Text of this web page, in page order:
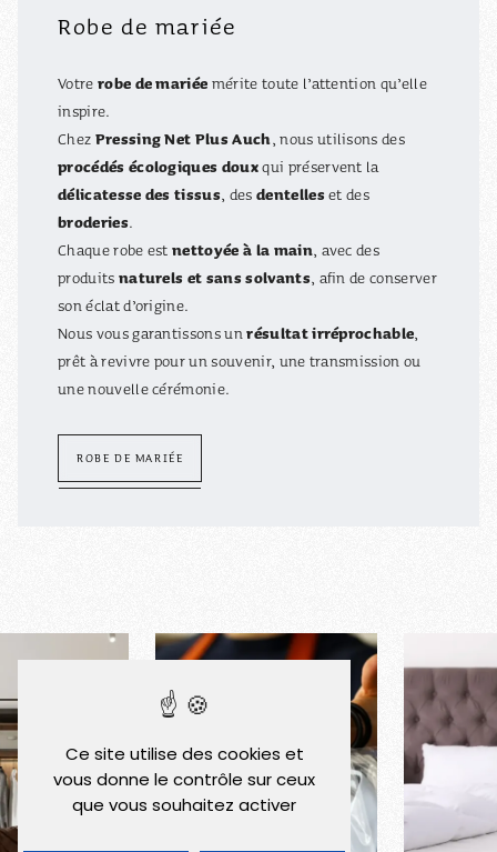
Robe de mariée
Votre robe de mariée mérite toute l’attention qu’elle
inspire.
Chez Pressing Net Plus Auch, nous utilisons des
procédés écologiques douxqui préservent la
délicatesse des tissus, des dentelleset des
broderies.
Chaque robe estnettoyée à la main, avec des
produits naturels et sans solvants, afin de conserver
son éclat d’origine.
Nous vous garantissons unrésultat irréprochable,
prêt à revivre pour un souvenir, une transmission ou
une nouvelle cérémonie.
ROBE DE MARIÉE
Ce site utilise des cookies et
vous donne le contrôle sur ceux
que vous souhaitez activer